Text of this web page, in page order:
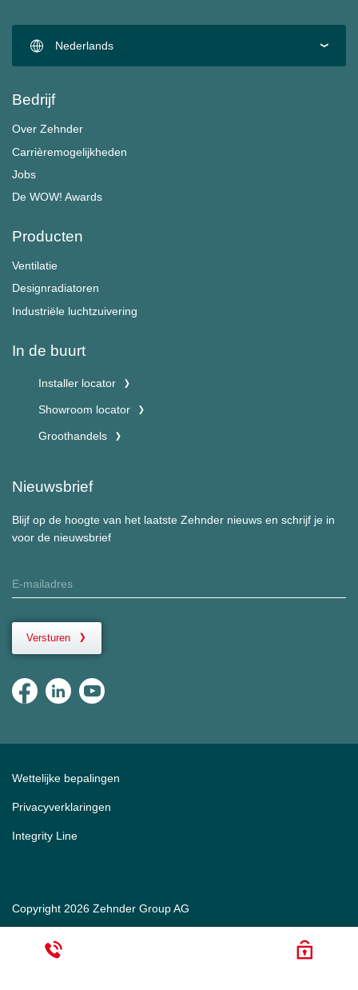
Nederlands
Bedrijf
Over Zehnder
Carrièremogelijkheden
Jobs
De WOW! Awards
Producten
Ventilatie
Designradiatoren
Industriële luchtzuivering
In de buurt
Installer locator
Showroom locator
Groothandels
Nieuwsbrief
Blijf op de hoogte van het laatste Zehnder nieuws en schrijf je in
voor de nieuwsbrief
Versturen
Copyright 2026 Zehnder Group AG
Wettelijke bepalingen
Privacyverklaringen
Integrity Line